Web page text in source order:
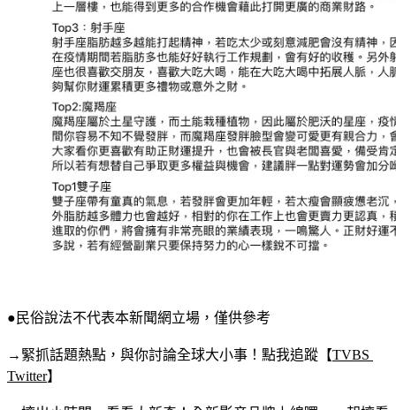
→緊抓話題熱點，與你討論全球大小事！點我追蹤【